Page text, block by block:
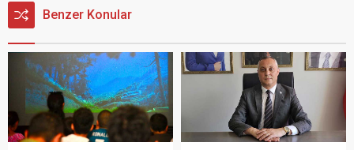
Benzer Konular